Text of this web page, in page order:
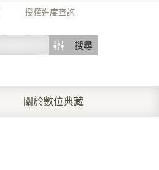
授權進度查詢
搜尋
關於數位典藏